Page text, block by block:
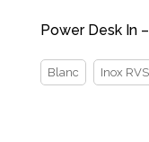
Power Desk In
Blanc Inox RVS